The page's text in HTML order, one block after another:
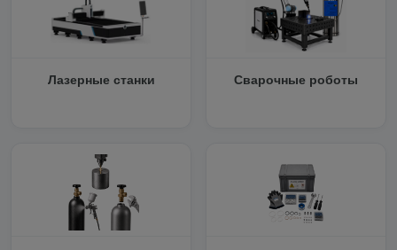
Лазерные станки Сварочные роботы